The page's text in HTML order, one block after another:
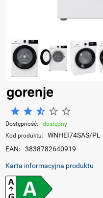
Dostępność: dostępny
Kod produktu:
WNHEI74SAS/PL
EAN:
3838782640919
Karta informacyjna produktu